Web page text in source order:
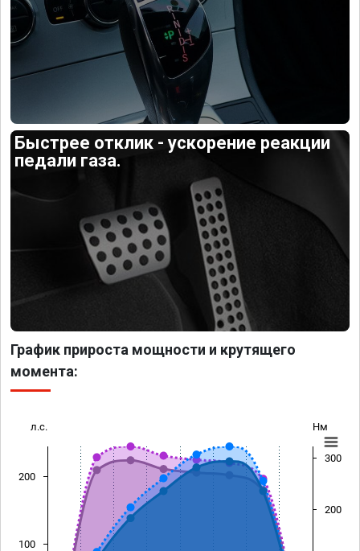
Быстрее отклик - ускорение реакции
педали газа.
График прироста мощности и крутящего
момента:
л.с. Нм
100
200
200
300